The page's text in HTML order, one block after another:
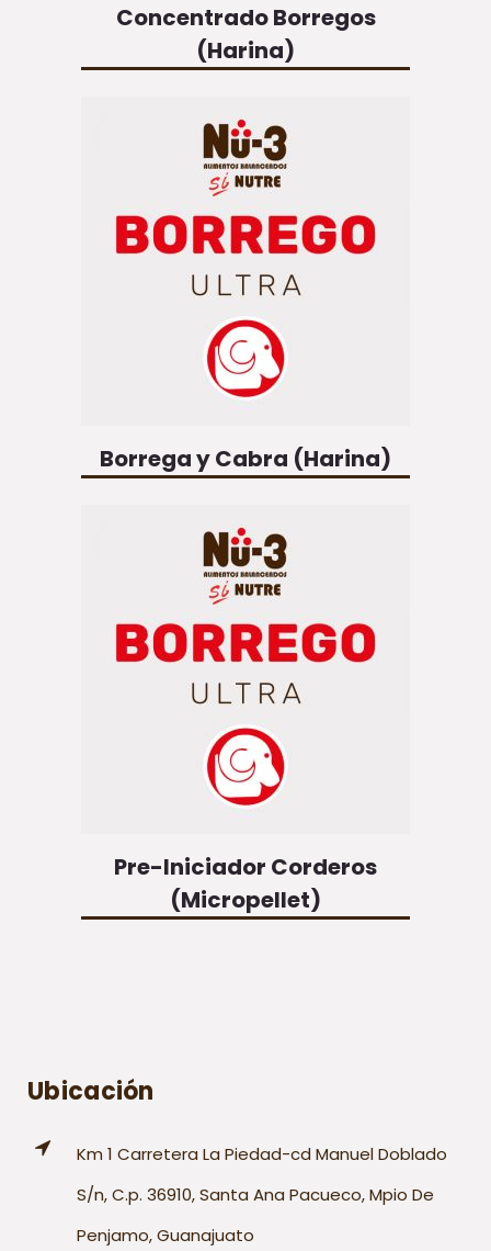
Concentrado Borregos
(Harina)
Borrega y Cabra (Harina)
Pre-Iniciador Corderos
(Micropellet)
Ubicación
Km 1 Carretera La Piedad-cd Manuel Doblado
S/n, C.p. 36910, Santa Ana Pacueco, Mpio De
Penjamo, Guanajuato